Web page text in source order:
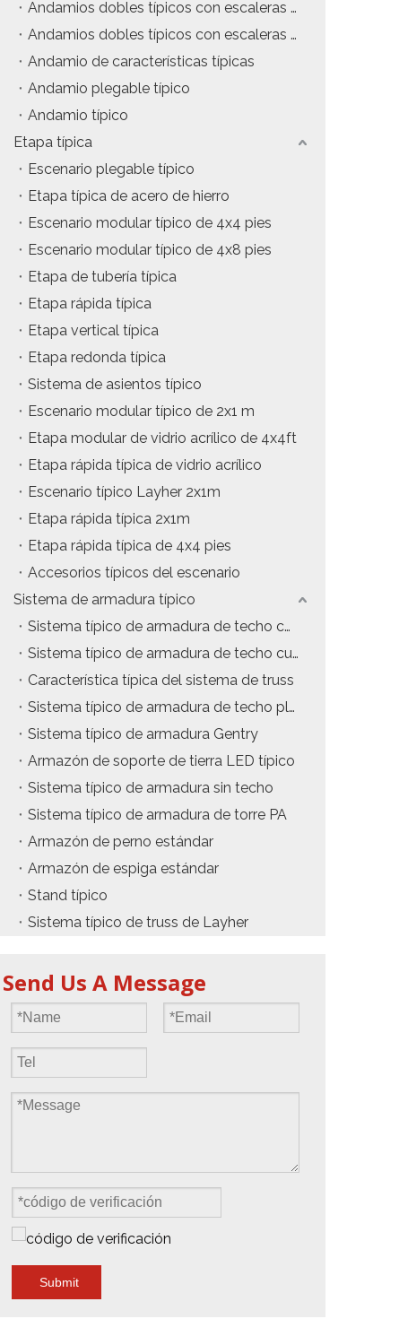
Precio del estuche de vuelo
Precio de la maquinaria de escenario
Precio de la carpa para eventos
Precio del andamio de aluminio
producto tipico
Andamios dobles típicos con escaleras colgantes
Andamios dobles típicos con escaleras de inclinación
Andamio de características típicas
Andamio plegable típico
Andamio típico
Etapa típica
Escenario plegable típico
Etapa típica de acero de hierro
Escenario modular típico de 4x4 pies
Escenario modular típico de 4x8 pies
Etapa de tubería típica
Etapa rápida típica
Etapa vertical típica
Etapa redonda típica
Sistema de asientos típico
Escenario modular típico de 2x1 m
Etapa modular de vidrio acrílico de 4x4ft
Etapa rápida típica de vidrio acrílico
Escenario típico Layher 2x1m
Etapa rápida típica 2x1m
Etapa rápida típica de 4x4 pies
Accesorios típicos del escenario
Sistema de armadura típico
Sistema típico de armadura de techo con estructura en A
Sistema típico de armadura de techo curvo
Característica típica del sistema de truss
Sistema típico de armadura de techo plano
Sistema típico de armadura Gentry
Armazón de soporte de tierra LED típico
Sistema típico de armadura sin techo
Sistema típico de armadura de torre PA
Armazón de perno estándar
Armazón de espiga estándar
Stand típico
Sistema típico de truss de Layher
Send Us A Message
Submit